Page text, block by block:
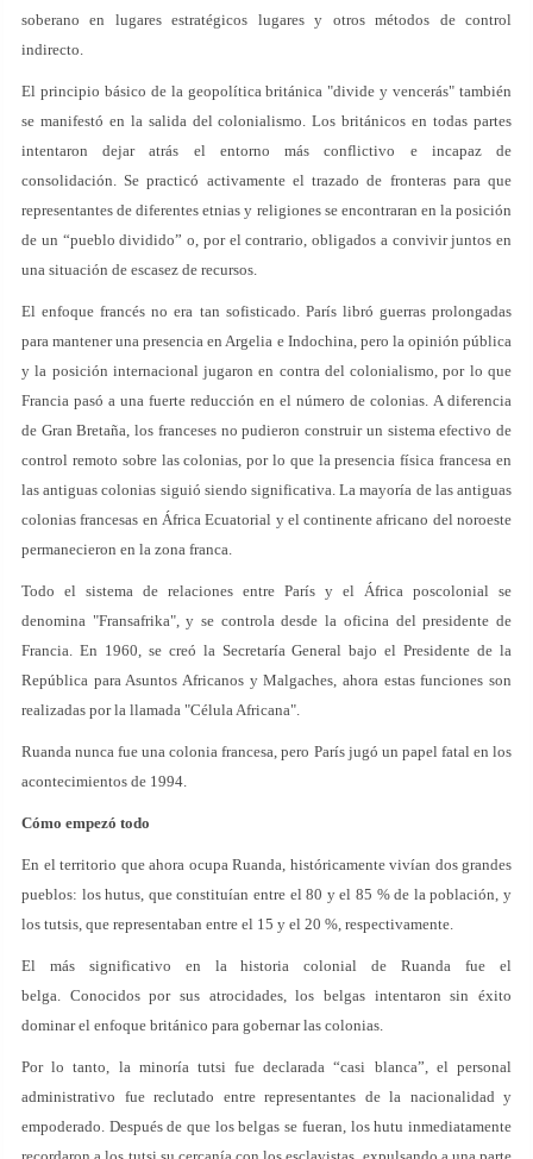
soberano en lugares estratégicos lugares y otros métodos de control
indirecto.
El principio básico de la geopolítica británica "divide y vencerás" también
se manifestó en la salida del colonialismo. Los británicos en todas partes
intentaron dejar atrás el entorno más conflictivo e incapaz de
consolidación. Se practicó activamente el trazado de fronteras para que
representantes de diferentes etnias y religiones se encontraran en la posición
de un “pueblo dividido” o, por el contrario, obligados a convivir juntos en
una situación de escasez de recursos.
El enfoque francés no era tan sofisticado. París libró guerras prolongadas
para mantener una presencia en Argelia e Indochina, pero la opinión pública
y la posición internacional jugaron en contra del colonialismo, por lo que
Francia pasó a una fuerte reducción en el número de colonias. A diferencia
de Gran Bretaña, los franceses no pudieron construir un sistema efectivo de
control remoto sobre las colonias, por lo que la presencia física francesa en
las antiguas colonias siguió siendo significativa. La mayoría de las antiguas
colonias francesas en África Ecuatorial y el continente africano del noroeste
permanecieron en la zona franca.
Todo el sistema de relaciones entre París y el África poscolonial se
denomina "Fransafrika", y se controla desde la oficina del presidente de
Francia. En 1960, se creó la Secretaría General bajo el Presidente de la
República para Asuntos Africanos y Malgaches, ahora estas funciones son
realizadas por la llamada "Célula Africana".
Ruanda nunca fue una colonia francesa, pero París jugó un papel fatal en los
acontecimientos de 1994.
Cómo empezó todo
En el territorio que ahora ocupa Ruanda, históricamente vivían dos grandes
pueblos: los hutus, que constituían entre el 80 y el 85 % de la población, y
los tutsis, que representaban entre el 15 y el 20 %, respectivamente.
El más significativo en la historia colonial de Ruanda fue el
belga. Conocidos por sus atrocidades, los belgas intentaron sin éxito
dominar el enfoque británico para gobernar las colonias.
Por lo tanto, la minoría tutsi fue declarada “casi blanca”, el personal
administrativo fue reclutado entre representantes de la nacionalidad y
empoderado. Después de que los belgas se fueran, los hutu inmediatamente